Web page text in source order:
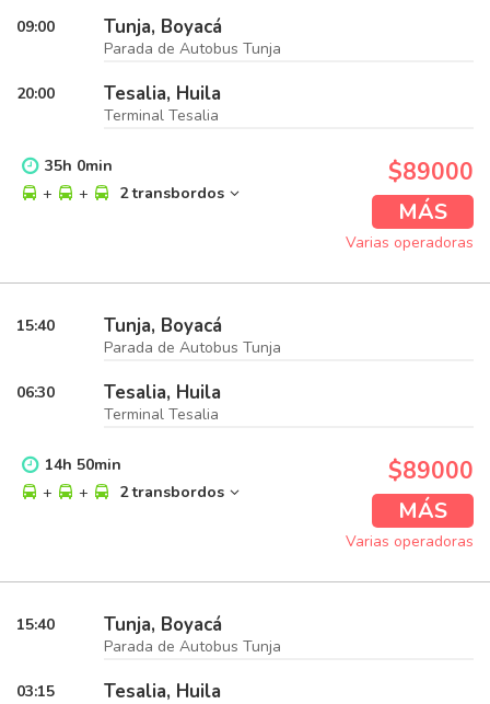
09:00 Tunja, Boyacá
Parada de Autobus Tunja
20:00 Tesalia, Huila
Terminal Tesalia
35h 0min
+
+ 2 transbordos
$89000
MÁS
Varias operadoras
15:40 Tunja, Boyacá
Parada de Autobus Tunja
06:30 Tesalia, Huila
Terminal Tesalia
14h 50min
+
+ 2 transbordos
$89000
MÁS
Varias operadoras
15:40 Tunja, Boyacá
Parada de Autobus Tunja
03:15 Tesalia, Huila